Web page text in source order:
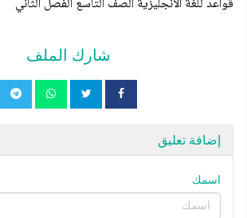
قواعد للغة الانجليزية الصف التاسع الفصل الثاني
شارك الملف
إضافة تعليق
اسمك